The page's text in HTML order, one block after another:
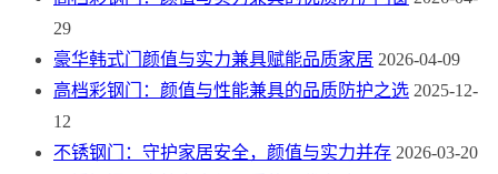
29
豪华韩式门颜值与实力兼具赋能品质家居 2026-04-09
高档彩钢门：颜值与性能兼具的品质防护之选 2025-12-
12
不锈钢门：守护家居安全，颜值与实力并存 2026-03-20